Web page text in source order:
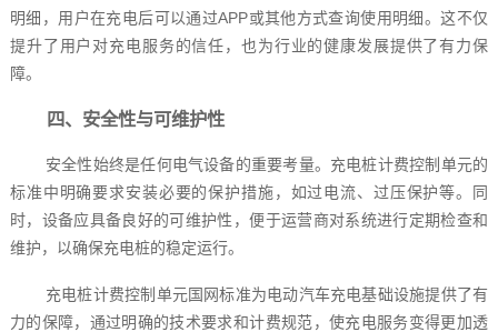
明细，用户在充电后可以通过APP或其他方式查询使用明细。这不仅
提升了用户对充电服务的信任，也为行业的健康发展提供了有力保
障。
四、安全性与可维护性
安全性始终是任何电气设备的重要考量。充电桩计费控制单元的
标准中明确要求安装必要的保护措施，如过电流、过压保护等。同
时，设备应具备良好的可维护性，便于运营商对系统进行定期检查和
维护，以确保充电桩的稳定运行。
充电桩计费控制单元国网标准为电动汽车充电基础设施提供了有
力的保障，通过明确的技术要求和计费规范，使充电服务变得更加透